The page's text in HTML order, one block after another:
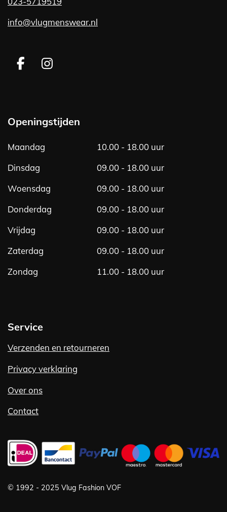
info@vlugmenswear.nl
F
b
k
I
a
g
Openingstijden
Maandag
10.00 - 18.00 uur
Dinsdag
09.00 - 18.00 uur
Woensdag
09.00 - 18.00 uur
Donderdag
09.00 - 18.00 uur
Vrijdag
09.00 - 18.00 uur
Zaterdag
09.00 - 18.00 uur
Zondag
11.00 - 18.00 uur
Service
Verzenden en retourneren
Privacy verklaring
Over ons
Contact
© 1992 - 2025 Vlug Fashion VOF